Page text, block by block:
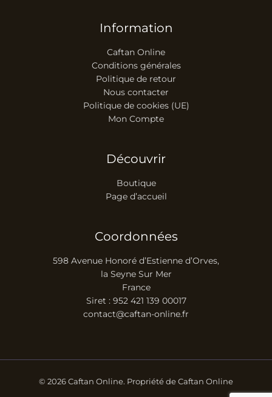
Information
Caftan Online
Conditions générales
Politique de retour
Nous contacter
Politique de cookies (UE)
Mon Compte
Découvrir
Boutique
Page d’accueil
Coordonnées
598 Avenue Honoré d’Estienne d’Orves,
la Seyne Sur Mer
France
Siret : 952 421 139 00017
contact@caftan-online.fr
© 2026 Caftan Online. Propriété de Caftan Online